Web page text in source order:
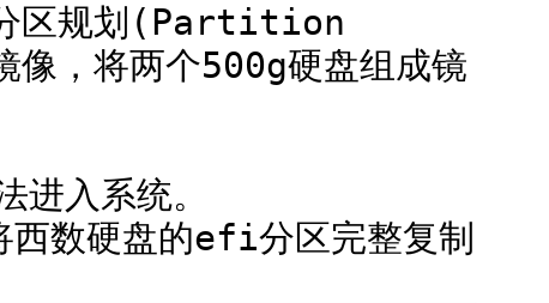
分区规划(Partition
，将两个500g硬盘组成镜
入系统。
西数硬盘的efi分区完整复制